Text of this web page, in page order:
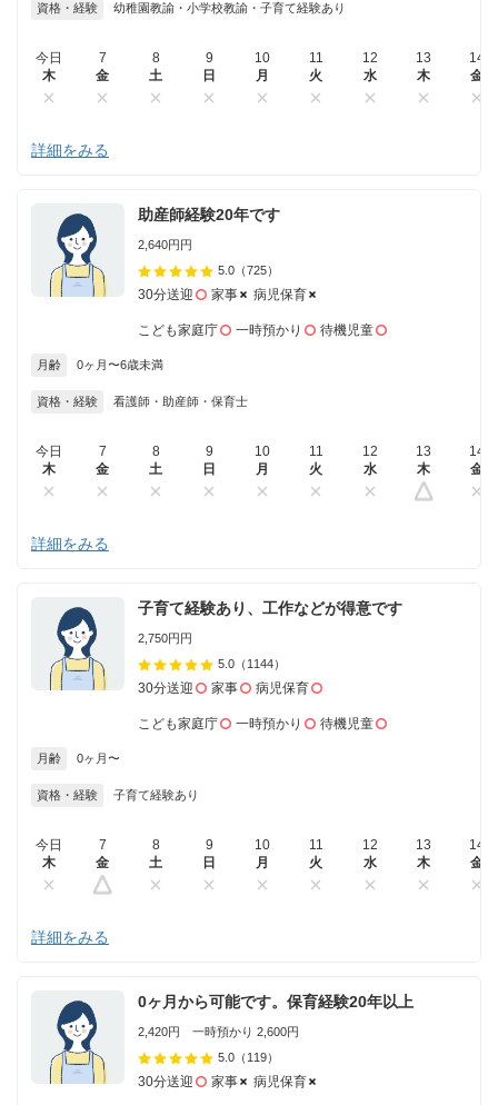
資格・経験 幼稚園教諭・小学校教諭・子育て経験あり
今日
木
7
金
8
土
9
日
10
月
11
火
12
水
13
木
14
金
詳細をみる
助産師経験20年です
2,640円円
5.0 （725）
30分送迎 家事 病児保育
こども家庭庁 一時預かり 待機児童
月齢 0ヶ月〜6歳未満
資格・経験 看護師・助産師・保育士
今日
木
7
金
8
土
9
日
10
月
11
火
12
水
13
木
14
金
詳細をみる
子育て経験あり、工作などが得意です
2,750円円
5.0 （1144）
30分送迎 家事 病児保育
こども家庭庁 一時預かり 待機児童
月齢 0ヶ月〜
資格・経験 子育て経験あり
今日
木
7
金
8
土
9
日
10
月
11
火
12
水
13
木
14
金
詳細をみる
0ヶ月から可能です。保育経験20年以上
2,420円 一時預かり 2,600円
5.0 （119）
30分送迎 家事 病児保育